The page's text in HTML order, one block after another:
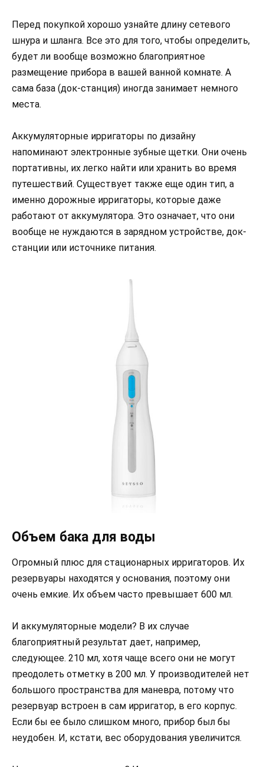
Перед покупкой хорошо узнайте длину сетевого
шнура и шланга. Все это для того, чтобы определить,
будет ли вообще возможно благоприятное
размещение прибора в вашей ванной комнате. А
сама база (док-станция) иногда занимает немного
места.
Аккумуляторные ирригаторы по дизайну
напоминают электронные зубные щетки. Они очень
портативны, их легко найти или хранить во время
путешествий. Существует также еще один тип, а
именно дорожные ирригаторы, которые даже
работают от аккумулятора. Это означает, что они
вообще не нуждаются в зарядном устройстве, док-
станции или источнике питания.
Объем бака для воды
Огромный плюс для стационарных ирригаторов. Их
резервуары находятся у основания, поэтому они
очень емкие. Их объем часто превышает 600 мл.
И аккумуляторные модели? В их случае
благоприятный результат дает, например,
следующее. 210 мл, хотя чаще всего они не могут
преодолеть отметку в 200 мл. У производителей нет
большого пространства для маневра, потому что
резервуар встроен в сам ирригатор, в его корпус.
Если бы ее было слишком много, прибор был бы
неудобен. И, кстати, вес оборудования увеличится.